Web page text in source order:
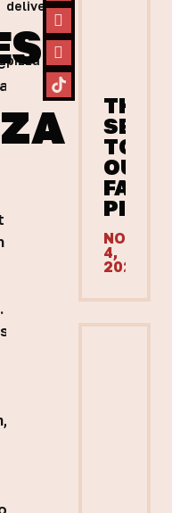
delivery
,
pizza
THE
TO
OUR
FAST
PIZZA
4,
2025